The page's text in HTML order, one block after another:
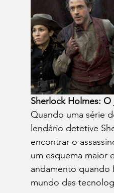
Sherlock Holmes: O
Quando uma série
lendário detetive
encontrar o
um esquema maior
andamento quando
mundo das